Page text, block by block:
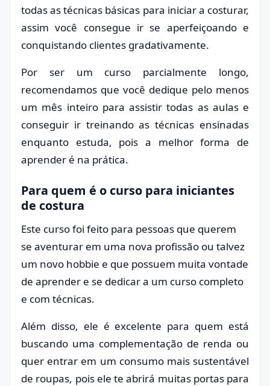
todas as técnicas básicas para iniciar a costurar,
assim você consegue ir se aperfeiçoando e
conquistando clientes gradativamente.
Por ser um curso parcialmente longo,
recomendamos que você dedique pelo menos
um mês inteiro para assistir todas as aulas e
conseguir ir treinando as técnicas ensinadas
enquanto estuda, pois a melhor forma de
aprender é na prática.
Para quem é o curso para iniciantes
de costura
Este curso foi feito para pessoas que querem
se aventurar em uma nova profissão ou talvez
um novo hobbie e que possuem muita vontade
de aprender e se dedicar a um curso completo
e com técnicas.
Além disso, ele é excelente para quem está
buscando uma complementação de renda ou
quer entrar em um consumo mais sustentável
de roupas, pois ele te abrirá muitas portas para